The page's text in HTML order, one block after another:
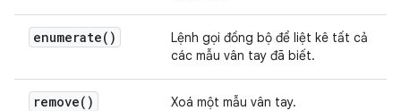
enumerate( )
Lệnh gọi đồng bộ để liệt kê tất cả
các mẫu vân tay đã biết.
remove( ) Xoá một mẫu vân tay.